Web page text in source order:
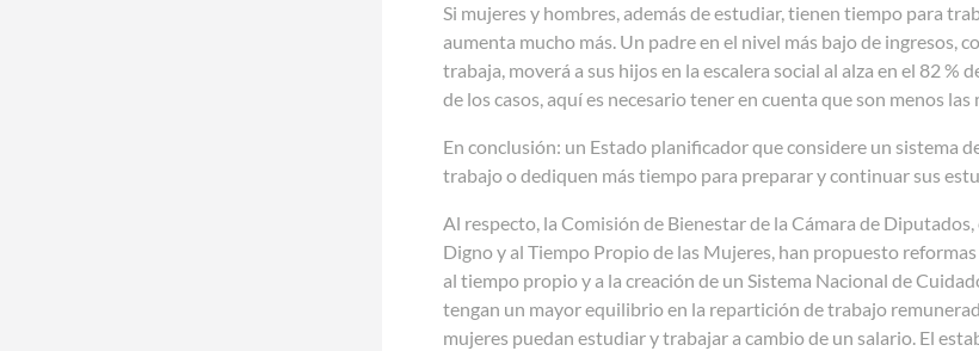
Si mujeres y hombres, además de estudiar, tienen tiempo para
aumenta mucho más. Un padre en el nivel más bajo de ingresos,
trabaja, moverá a sus hijos en la escalera social al alza en el 82 %
de los casos, aquí es necesario tener en cuenta que son menos
En conclusión: un Estado planificador que considere un sistema
trabajo o dediquen más tiempo para preparar y continuar sus
Al respecto, la Comisión de Bienestar de la Cámara de
Digno y al Tiempo Propio de las Mujeres, han propuesto
al tiempo propio y a la creación de un Sistema Nacional de
tengan un mayor equilibrio en la repartición de trabajo
mujeres puedan estudiar y trabajar a cambio de un salario. El